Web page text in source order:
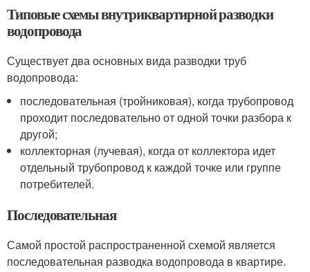
Типовые схемы внутриквартирной разводки
водопровода
Существует два основных вида разводки труб
водопровода:
последовательная (тройниковая), когда трубопровод
проходит последовательно от одной точки разбора к
другой;
коллекторная (лучевая), когда от коллектора идет
отдельный трубопровод к каждой точке или группе
потребителей.
Последовательная
Самой простой распространенной схемой является
последовательная разводка водопровода в квартире.